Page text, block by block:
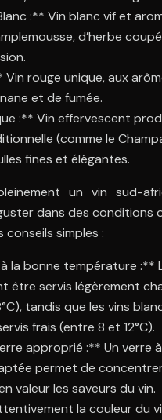
:** Vin blanc vif et
d’herbe
rouge unique, aux
et de fumée.
:** Vin effervescent
(comme le
fines et élégantes.
un vin sud-
dans des conditions
conseils simples :
la bonne température :**
être servis légèrement
tandis que les vins
frais (entre 8 et 12°C).
approprié :** Un verre
permet de
valeur les saveurs du vin.
la couleur du